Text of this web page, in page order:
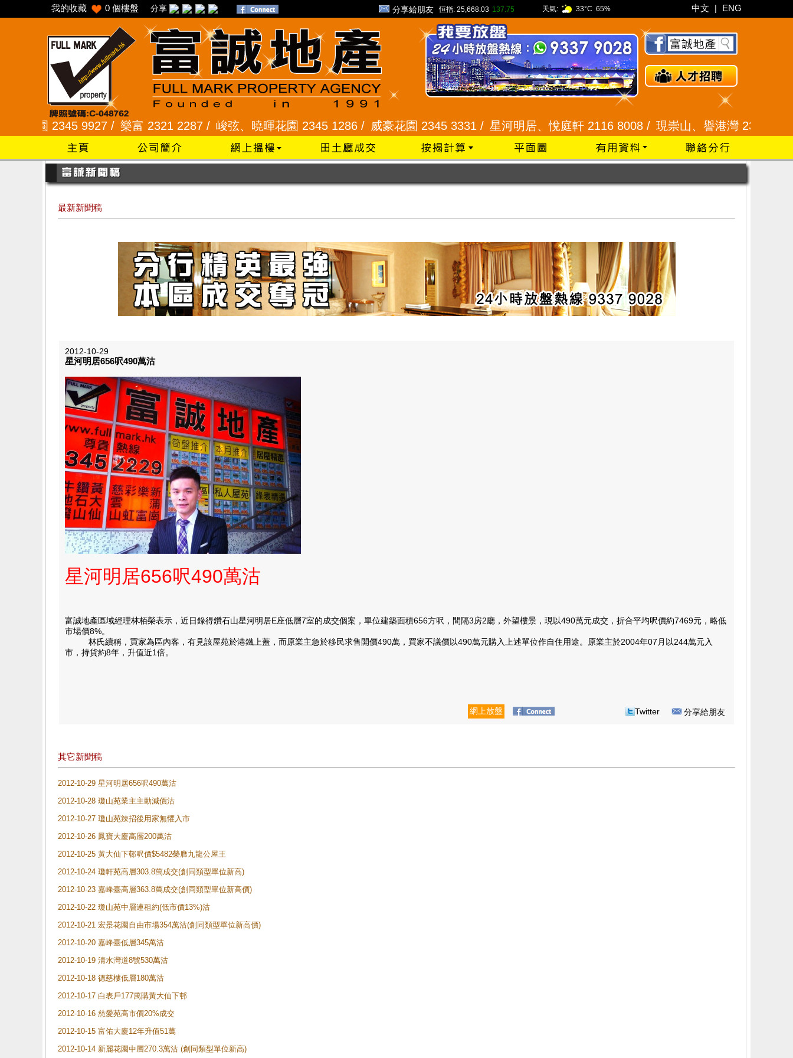
我的收藏 0 個樓盤 分享 分享給朋友 恒指: 25,668.03 137.75 天氣: 33°C 65% 中文 | ENG
2345 9927 / 樂富 2321 2287 / 峻弦、曉暉花園 2345 1286 / 威豪花園 2345 3331 / 星河明居、悅庭軒 2116 8008 / 現崇山、譽港灣 2345 9926 /
最新新聞稿
2012-10-29
星河明居656呎490萬沽
星河明居656呎490萬沽
富誠地產區域經理林栢榮表示，近日錄得鑽石山星河明居E座低層7室的成交個案，單位建築面積656方呎，間隔3房2廳，外望樓景，現以490萬元成交，折合平均呎價約7469元，略低
市場價8%。
林氏續稱，買家為區內客，有見該屋苑於港鐵上蓋，而原業主急於移民求售開價490萬，買家不議價以490萬元購入上述單位作自住用途。原業主於2004年07月以244萬元入
市，持貨約8年，升值近1倍。
網上放盤 Twitter 分享給朋友
其它新聞稿
2012-10-29 星河明居656呎490萬沽
2012-10-28 瓊山苑業主主動減價沽
2012-10-27 瓊山苑辣招後用家無懼入市
2012-10-26 鳳寶大廈高層200萬沽
2012-10-25 黃大仙下邨呎價$5482榮膺九龍公屋王
2012-10-24 瓊軒苑高層303.8萬成交(創同類型單位新高)
2012-10-23 嘉峰臺高層363.8萬成交(創同類型單位新高價)
2012-10-22 瓊山苑中層連租約(低市價13%)沽
2012-10-21 宏景花園自由市場354萬沽(創同類型單位新高價)
2012-10-20 嘉峰臺低層345萬沽
2012-10-19 清水灣道8號530萬沽
2012-10-18 德慈樓低層180萬沽
2012-10-17 白表戶177萬購黃大仙下邨
2012-10-16 慈愛苑高市價20%成交
2012-10-15 富佑大廈12年升值51萬
2012-10-14 新麗花園中層270.3萬沽 (創同類型單位新高)